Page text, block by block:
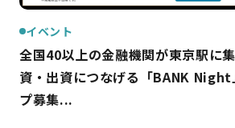
イベント
全国40以上の金融機関が東京駅に
資・出資につなげる「BANK Night
プ募集...